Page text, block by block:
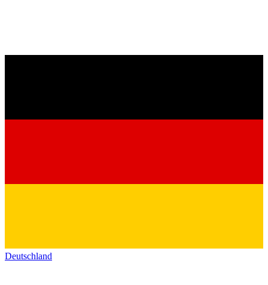
Deutschland